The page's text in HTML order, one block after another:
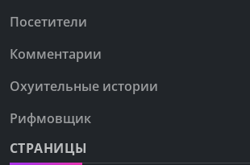
Посетители
Комментарии
Охуительные истории
Рифмовщик
СТРАНИЦЫ